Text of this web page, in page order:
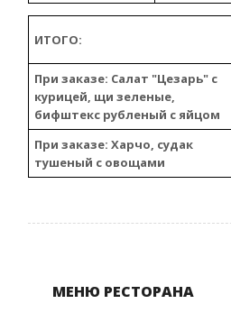
ИТОГО:
При заказе: Салат "Цезарь" с
курицей, щи зеленые,
бифштекс рубленый с яйцом
При заказе: Харчо, судак
тушеный с овощами
МЕНЮ РЕСТОРАНА